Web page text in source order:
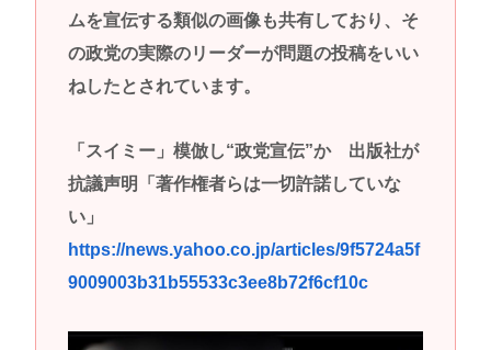
ムを宣伝する類似の画像も共有しており、そ
の政党の実際のリーダーが問題の投稿をいい
ねしたとされています。
「スイミー」模倣し“政党宣伝”か 出版社が
抗議声明「著作権者らは一切許諾していな
い」
https://news.yahoo.co.jp/articles/9f5724a5f
9009003b31b55533c3ee8b72f6cf10c